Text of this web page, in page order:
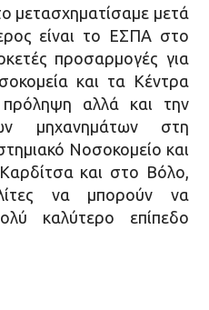
μετασχηματίσαμε μετά
είναι το ΕΣΠΑ στο
προσαρμογές για
και τα Κέντρα
αλλά και την
μηχανημάτων στη
Νοσοκομείο και
και στο Βόλο,
να μπορούν να
καλύτερο επίπεδο